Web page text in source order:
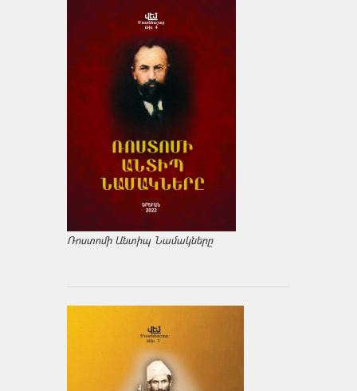
Ռոստոմի Անտիպ Նամակները